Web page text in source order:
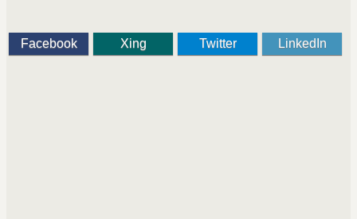
Facebook Xing Twitter LinkedIn